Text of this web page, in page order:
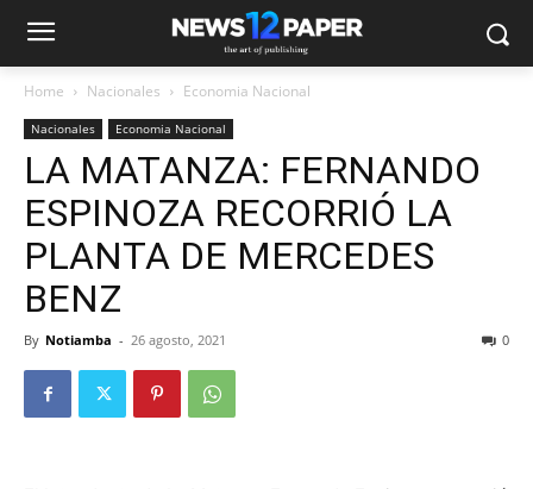
Home Nacionales Economia Nacional
Nacionales Economia Nacional
LA MATANZA: FERNANDO
ESPINOZA RECORRIÓ LA
PLANTA DE MERCEDES
BENZ
By Notiamba - 26 agosto, 2021 0